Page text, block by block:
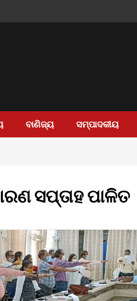
ବାଣିଜ୍ୟ ସମ୍ପାଦକୀୟ
ସପ୍ତାହ ପାଳିତ